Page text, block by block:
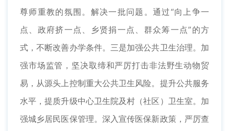
尊师重教的氛围。解决一批问题。通过“向上争一
点、政府挤一点、乡贤捐一点、群众筹一点”的方
式，不断改善办学条件。三是加强公共卫生治理。加
强市场监管，坚决取缔和严厉打击非法野生动物贸
易，从源头上控制重大公共卫生风险。提升公共服务
水平，提质升级中心卫生院及村（社区）卫生室。加
强城乡居民医保管理。深入宣传医保新政策，严厉查